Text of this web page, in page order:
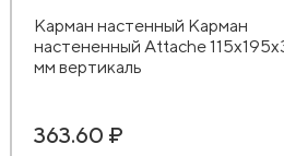
Карман настенный Карман
настененный Attache
мм вертикаль
363.60 ₽